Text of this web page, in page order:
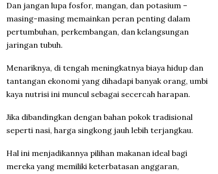
Dan jangan lupa fosfor, mangan, dan potasium –
masing-masing memainkan peran penting dalam
pertumbuhan, perkembangan, dan kelangsungan
jaringan tubuh.
Menariknya, di tengah meningkatnya biaya hidup dan
tantangan ekonomi yang dihadapi banyak orang, umbi
kaya nutrisi ini muncul sebagai secercah harapan.
Jika dibandingkan dengan bahan pokok tradisional
seperti nasi, harga singkong jauh lebih terjangkau.
Hal ini menjadikannya pilihan makanan ideal bagi
mereka yang memiliki keterbatasan anggaran,